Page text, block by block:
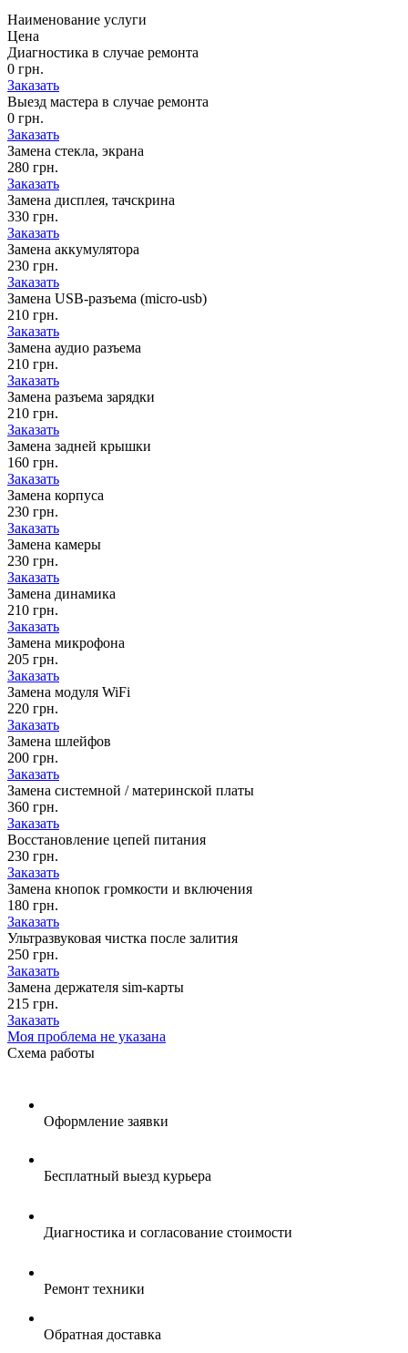
Наименование услуги
Цена
Диагностика в случае ремонта
0 грн.
Заказать
Выезд мастера в случае ремонта
0 грн.
Заказать
Замена стекла, экрана
280 грн.
Заказать
Замена дисплея, тачскрина
330 грн.
Заказать
Замена аккумулятора
230 грн.
Заказать
Замена USB-разъема (micro-usb)
210 грн.
Заказать
Замена аудио разъема
210 грн.
Заказать
Замена разъема зарядки
210 грн.
Заказать
Замена задней крышки
160 грн.
Заказать
Замена корпуса
230 грн.
Заказать
Замена камеры
230 грн.
Заказать
Замена динамика
210 грн.
Заказать
Замена микрофона
205 грн.
Заказать
Замена модуля WiFi
220 грн.
Заказать
Замена шлейфов
200 грн.
Заказать
Замена системной / материнской платы
360 грн.
Заказать
Восстановление цепей питания
230 грн.
Заказать
Замена кнопок громкости и включения
180 грн.
Заказать
Ультразвуковая чистка после залития
250 грн.
Заказать
Замена держателя sim-карты
215 грн.
Заказать
Моя проблема не указана
Схема работы
Оформление заявки
Бесплатный выезд курьера
Диагностика и согласование стоимости
Ремонт техники
Обратная доставка